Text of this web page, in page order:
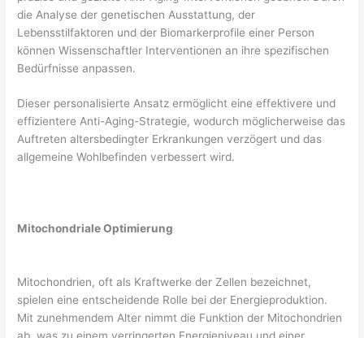
die Analyse der genetischen Ausstattung, der
Lebensstilfaktoren und der Biomarkerprofile einer Person
können Wissenschaftler Interventionen an ihre spezifischen
Bedürfnisse anpassen.
Dieser personalisierte Ansatz ermöglicht eine effektivere und
effizientere Anti-Aging-Strategie, wodurch möglicherweise das
Auftreten altersbedingter Erkrankungen verzögert und das
allgemeine Wohlbefinden verbessert wird.
Mitochondriale Optimierung
Mitochondrien, oft als Kraftwerke der Zellen bezeichnet,
spielen eine entscheidende Rolle bei der Energieproduktion.
Mit zunehmendem Alter nimmt die Funktion der Mitochondrien